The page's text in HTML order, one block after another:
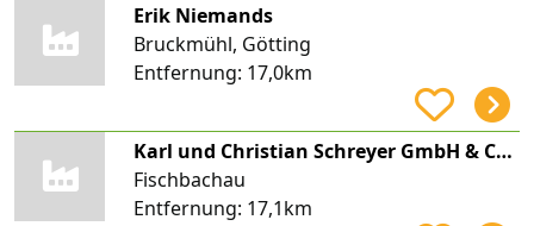
Erik Niemands
Bruckmühl, Götting
Entfernung: 17,0km
Karl und Christian Schreyer GmbH & Co. KG
Fischbachau
Entfernung: 17,1km